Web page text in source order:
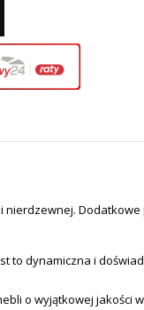
to dynamiczna i
o wyjątkowej jakości